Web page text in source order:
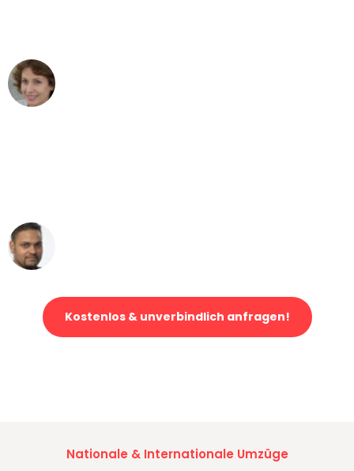
Kostenlos & unverbindlich anfragen!
Nationale & Internationale Umzüge